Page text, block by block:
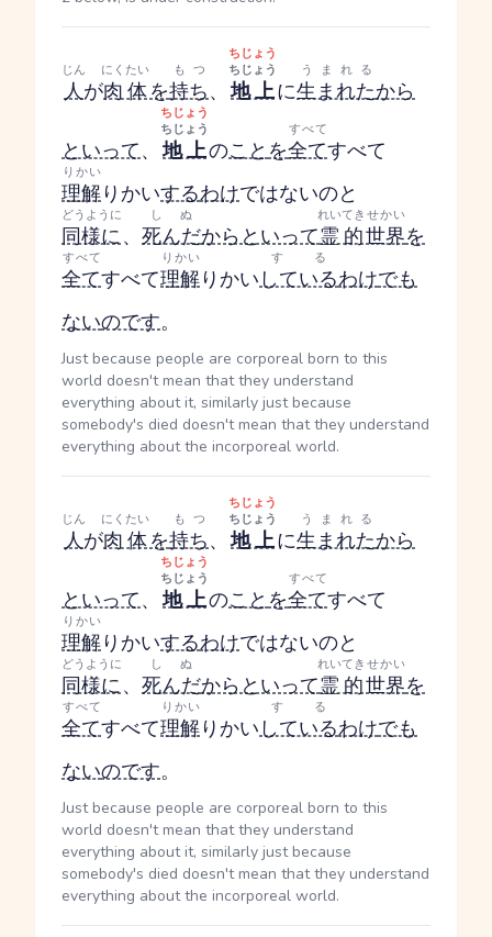
人
じん
が肉体
にくたい
を持ち
もつ
、 地上
ちじょう
ちじょう
に生まれた
うまれる
から
といって、 地上
ちじょう
ちじょう
のことを全て
すべて
すべて
理解
りかい
りかいするわけではないのと
同様に
どうように
、 死んだ
しぬ
からといって霊的
れいてき
世界
せかい
を
全て
すべて
すべて理解
りかい
りかいしている
する
わけでも
ないのです。
Just because people are corporeal born to this
world doesn't mean that they understand
everything about it, similarly just because
somebody's died doesn't mean that they understand
everything about the incorporeal world.
人
じん
が肉体
にくたい
を持ち
もつ
、 地上
ちじょう
ちじょう
に生まれた
うまれる
から
といって、 地上
ちじょう
ちじょう
のことを全て
すべて
すべて
理解
りかい
りかいするわけではないのと
同様に
どうように
、 死んだ
しぬ
からといって霊的
れいてき
世界
せかい
を
全て
すべて
すべて理解
りかい
りかいしている
する
わけでも
ないのです。
Just because people are corporeal born to this
world doesn't mean that they understand
everything about it, similarly just because
somebody's died doesn't mean that they understand
everything about the incorporeal world.